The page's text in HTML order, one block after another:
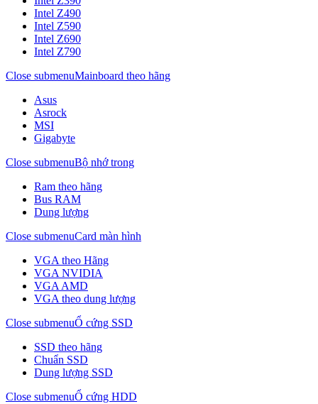
Intel Z490
Intel Z590
Intel Z690
Intel Z790
Close submenuMainboard theo hãng
Asus
Asrock
MSI
Gigabyte
Close submenuBộ nhớ trong
Ram theo hãng
Bus RAM
Dung lượng
Close submenuCard màn hình
VGA theo Hãng
VGA NVIDIA
VGA AMD
VGA theo dung lượng
Close submenuỔ cứng SSD
SSD theo hãng
Chuẩn SSD
Dung lượng SSD
Close submenuỔ cứng HDD